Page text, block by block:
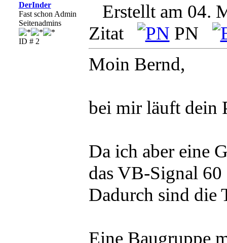
DerInder
Fast schon Admin
Seitenadmins
ID # 2
Erstellt am 04.
Zitat
PN
Moin Bernd,
bei mir läuft dein
Da ich aber eine
das VB-Signal
Dadurch sind die
Eine Baugruppe